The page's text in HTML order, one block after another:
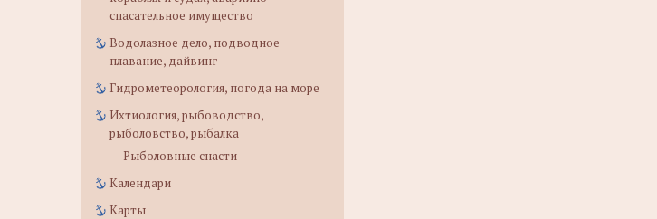
спасательное имущество
Водолазное дело, подводное
плавание, дайвинг
Гидрометеорология, погода на море
Ихтиология, рыбоводство,
рыболовство, рыбалка
Рыболовные снасти
Календари
Карты